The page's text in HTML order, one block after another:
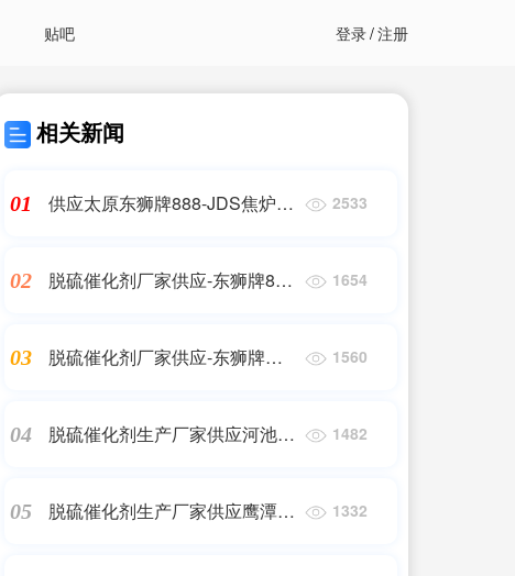
贴吧 登录/注册
相关新闻
01
供应太原东狮牌888-JDS焦炉气
2533
02
脱硫催化剂厂家供应-东狮牌888
1654
03
脱硫催化剂厂家供应-东狮牌
1560
04
脱硫催化剂生产厂家供应河池市
1482
05
脱硫催化剂生产厂家供应鹰潭市
1332